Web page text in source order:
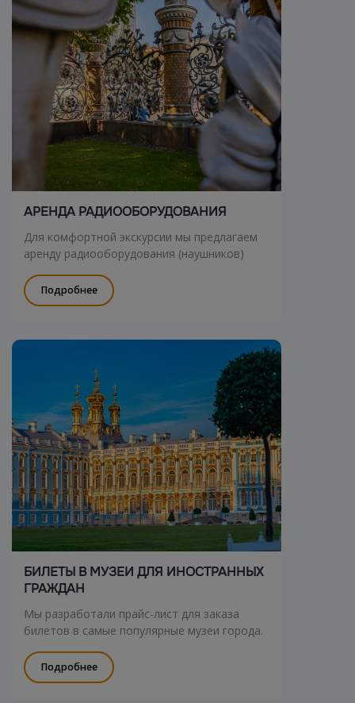
АРЕНДА РАДИООБОРУДОВАНИЯ
Для комфортной экскурсии мы предлагаем
аренду радиооборудования (наушников)
Подробнее
БИЛЕТЫ В МУЗЕИ ДЛЯ ИНОСТРАННЫХ
ГРАЖДАН
Мы разработали прайс-лист для заказа
билетов в самые популярные музеи города.
Подробнее